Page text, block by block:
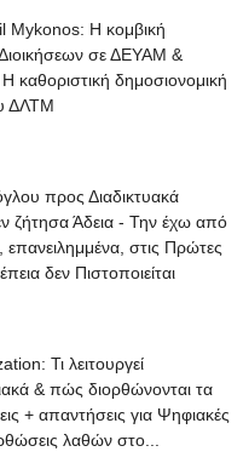
Mykonos: Η κομβική
σε ΔΕΥΑΜ &
Η καθοριστική δημοσιονομική
ΔΛΤΜ
προς Διαδικτυακά
ζήτησα Άδεια - Την έχω από
επανειλημμένα, στις Πρώτες
δεν Πιστοποιείται
Τι λειτουργεί
& πώς διορθώνονται τα
+ απαντήσεις για Ψηφιακές
λαθών στο...